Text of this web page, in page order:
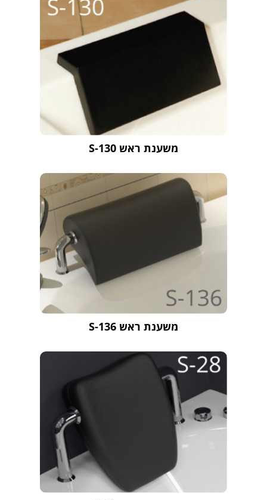
משענת ראש S-130
משענת ראש S-136